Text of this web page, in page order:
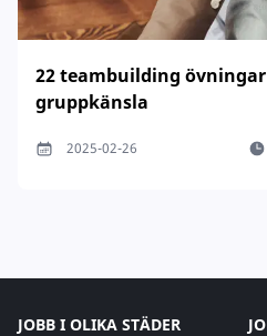
22 teambuilding
gruppkänsla
2025-02-26
JOBB I OLIKA STÄDER